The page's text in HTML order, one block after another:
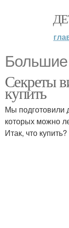
Большие
Секреты
купить
Мы подготовили
которых можно
Итак, что купить?